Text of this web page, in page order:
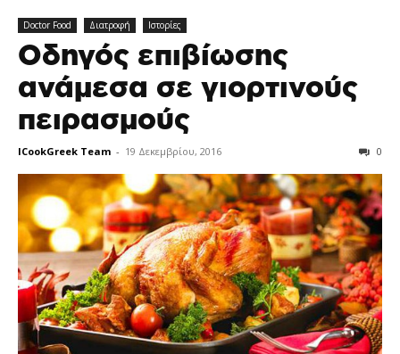
Doctor Food Διατροφή Ιστορίες
Οδηγός επιβίωσης
ανάμεσα σε γιορτινούς
πειρασμούς
ICookGreek Team - 19 Δεκεμβρίου, 2016 0